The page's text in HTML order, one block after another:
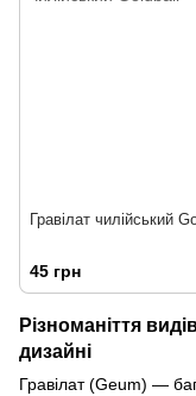
Гравілат чилійський
45 грн
Різноманіття
дизайні
Гравілат (Geum) —